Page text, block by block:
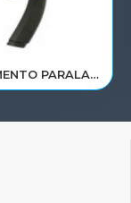
ACABAMENTO PARALAMA CABINE SCANIA NTG P/G/R/S LD PARTE TRAS 2297996